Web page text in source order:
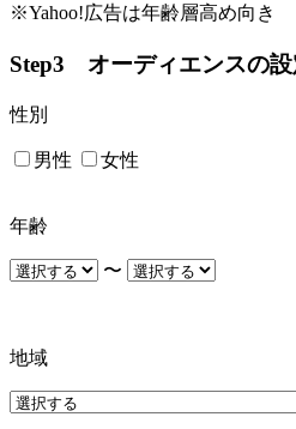
※Yahoo!広告は年齢層高め向き
Step3 オーディエンスの設
性別
男性 女性
年齢
〜
地域